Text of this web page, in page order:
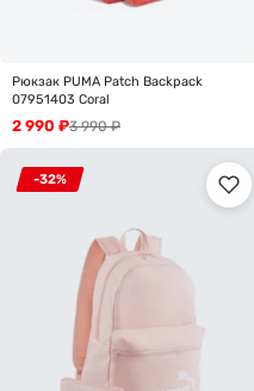
Рюкзак PUMA Patch Backpack
07951403 Coral
3 990₽
2 990 ₽
-32%